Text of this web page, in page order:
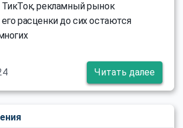
ТикТок, рекламный рынок
расценки до сих остаются
Читать далее